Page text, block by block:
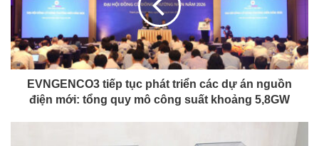
EVNGENCO3 tiếp tục phát triển các dự án nguồn
điện mới: tổng quy mô công suất khoảng 5,8GW